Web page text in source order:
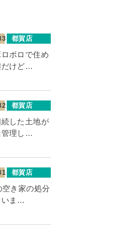
都賀店
ボロで住め
だけど…
都賀店
した土地が
管理し…
都賀店
空き家の処分
いま…